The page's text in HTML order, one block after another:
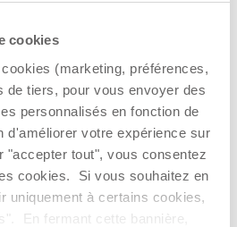
cookies
(marketing, préférences,
de tiers, pour vous envoyer des
personnalisés en fonction de
d'améliorer votre expérience sur
tout", vous consentez
cookies. Si vous souhaitez en
uniquement à certains cookies,
En fermant cette bannière,
en faveur des matériaux recyclés
: matériaux recyclés et
polyester recyclé
du recyclage avant ou après
solidité et d'une grande